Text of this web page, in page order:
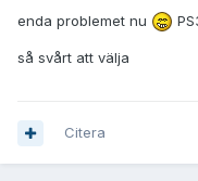
enda problemet nu
så svårt att välja
Citera